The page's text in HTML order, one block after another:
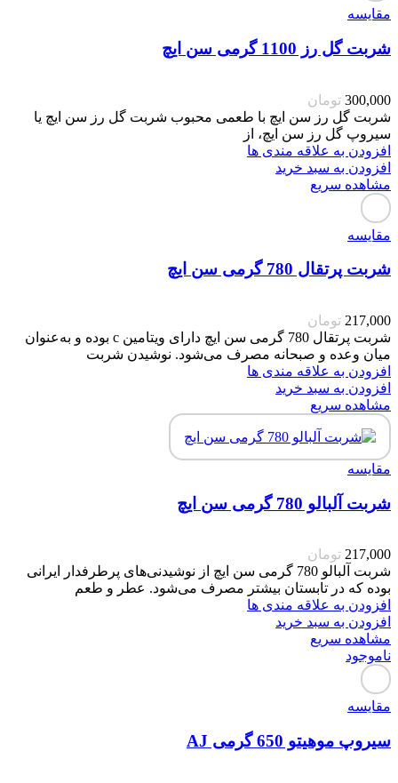
مقایسه
شربت گل رز 1100 گرمی سن ایچ
300,000 تومان
شربت گل رز سن ایچ با طعمی محبوب شربت گل رز سن ایچ یا
سیروپ گل رز سن ایچ، از
افزودن به علاقه مندی ها
افزودن به سبد خرید
مشاهده سریع
مقایسه
شربت پرتقال 780 گرمی سن ایچ
217,000 تومان
شربت پرتقال 780 گرمی سن ایچ دارای ویتامین c بوده و به‌عنوان
میان وعده و صبحانه مصرف می‌شود. نوشیدن شربت
افزودن به علاقه مندی ها
افزودن به سبد خرید
مشاهده سریع
مقایسه
شربت آلبالو 780 گرمی سن ایچ
217,000 تومان
شربت آلبالو 780 گرمی سن ایچ از نوشیدنی‌های پرطرفدار ایرانی
بوده که در تابستان بیشتر مصرف می‌شود. عطر و طعم
افزودن به علاقه مندی ها
افزودن به سبد خرید
مشاهده سریع
ناموجود
مقایسه
سیروپ موهیتو 650 گرمی AJ